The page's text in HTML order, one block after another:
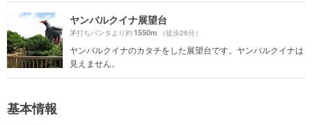
ヤンバルクイナ展望台
茅打ちバンタより約1550m （徒歩26分）
ヤンバルクイナのカタチをした展望台です。ヤンバルクイナは
見えません。
基本情報